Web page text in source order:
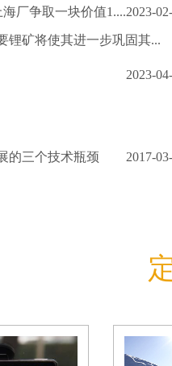
厂争取一块价值1....2023-
锂矿将使其进一步巩固其...
2023-
的三个技术瓶颈 2017-